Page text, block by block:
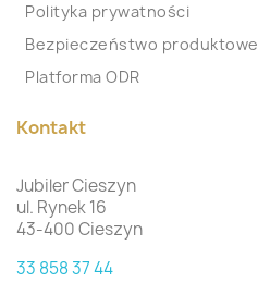
Polityka prywatności
Bezpieczeństwo produktowe
Platforma ODR
Kontakt
Jubiler Cieszyn
ul. Rynek 16
43-400 Cieszyn
33 858 37 44